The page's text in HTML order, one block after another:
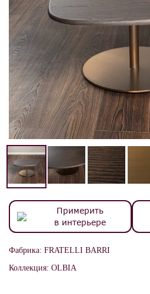
Примерить
в интерьере
Фабрика: FRATELLI BARRI
Коллекция: OLBIA